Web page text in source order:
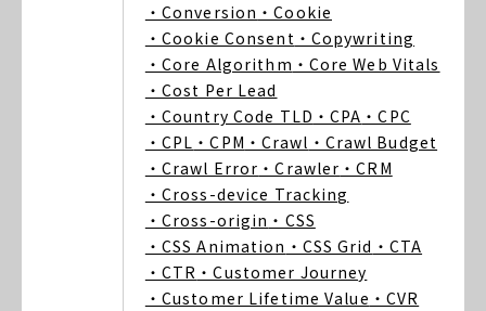
・Conversion ・Cookie
・Cookie Consent ・Copywriting
・Core Algorithm ・Core Web Vitals
・Cost Per Lead
・Country Code TLD ・CPA ・CPC
・CPL ・CPM ・Crawl ・Crawl Budget
・Crawl Error ・Crawler ・CRM
・Cross-device Tracking
・Cross-origin ・CSS
・CSS Animation ・CSS Grid ・CTA
・CTR ・Customer Journey
・Customer Lifetime Value ・CVR